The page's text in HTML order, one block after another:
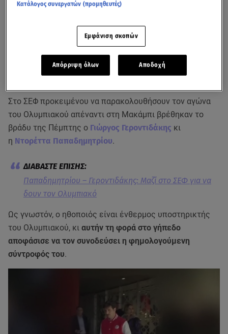
Στο ΣΕΦ προκειμένου να παρακολουθήσουν τον αγώνα
του Ολυμπιακού απέναντι στη Μακάμπι βρέθηκαν το
βράδυ της Πέμπτης ο Γιώργος Γεροντιδάκης κι
η Ντορέττα Παπαδημητρίου.
Παπαδημητρίου – Γεροντιδάκης: Μαζί στο ΣΕΦ για να
δουν τον Ολυμπιακό
Ως γνωστόν, ο ηθοποιός είναι ένθερμος υποστηρικτής
του Ολυμπιακού, κι αυτήν τη φορά στο γήπεδο
αποφάσισε να τον συνοδεύσει η φημολογούμενη
σύντροφός του.
Κατάλογος συνεργατών (προμηθευτές)
Εμφάνιση σκοπών
Απόρριψη όλων Αποδοχή